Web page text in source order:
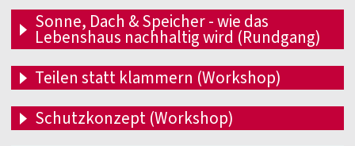
Sonne, Dach & Speicher - wie das
Lebenshaus nachhaltig wird (Rundgang)
Teilen statt klammern (Workshop)
Schutzkonzept (Workshop)